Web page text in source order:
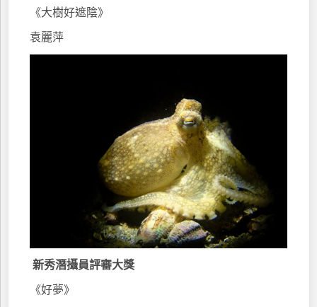
《大樹好遮陰》
袁麗萍
新秀潛攝員評審大獎
《好夢》